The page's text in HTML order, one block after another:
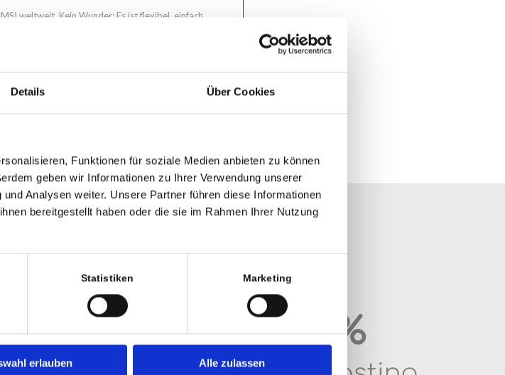
Details Über Cookies
Funktionen für soziale Medien anbieten zu können
geben wir Informationen zu Ihrer Verwendung unserer
Analysen weiter. Unsere Partner führen diese Informationen
bereitgestellt haben oder die sie im Rahmen Ihrer Nutzung
Statistiken Marketing
erlauben Alle zulassen
weltweit. Kein Wunder: Es ist flexibel, einfach
Solo-Selbständigen. Doch gerade weil